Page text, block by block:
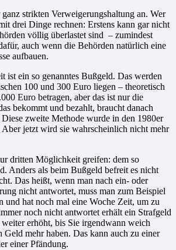
strikten Verweigerungshaltung an. Wer
drei Dinge rechnen: Erstens kann gar nicht
völlig überlastet sind – zumindest
auch wenn die Behörden natürlich eine
aufbauen.
ist ein so genanntes Bußgeld. Das werden
100 und 300 Euro liegen – theoretisch
Euro betragen, aber das ist nur die
bekommt und bezahlt, braucht danach
zweite Methode wurde in den 1980er
Aber jetzt wird sie wahrscheinlich nicht mehr
dritten Möglichkeit greifen: dem so
Anders als beim Bußgeld befreit es nicht
Das heißt, wenn man nach ein- oder
nicht antwortet, muss man zum Beispiel
und hat noch mal eine Woche Zeit, um zu
noch nicht antwortet erhält ein Strafgeld
erhöht, bis Sie irgendwann weich
Geld mehr haben. Das kann auch zu einer
einer Pfändung.